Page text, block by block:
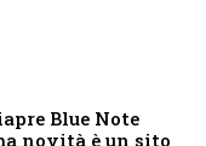
Blue Note
novità è un sito